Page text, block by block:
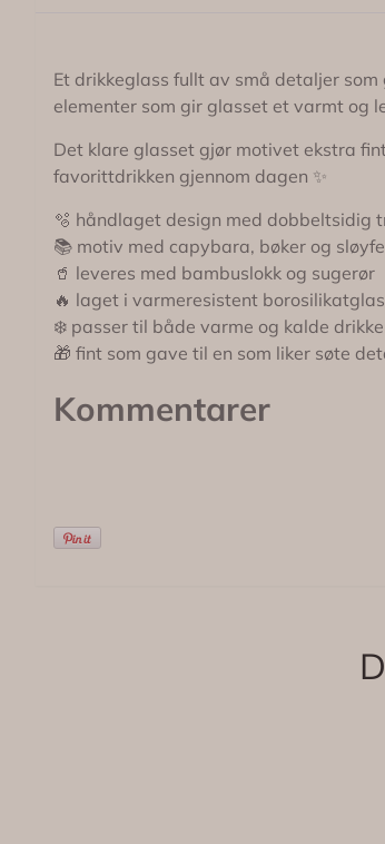
Et drikkeglass fullt av små detaljer
elementer som gir glasset et varmt og
Det klare glasset gjør motivet ekstra
favorittdrikken gjennom dagen ✨
🫧 håndlaget design med dobbeltsidig
📚 motiv med capybara, bøker og
🥤 leveres med bambuslokk og sugerør
🔥 laget i varmeresistent
❄️ passer til både varme og kalde
🎁 fint som gave til en som liker søte
Kommentarer